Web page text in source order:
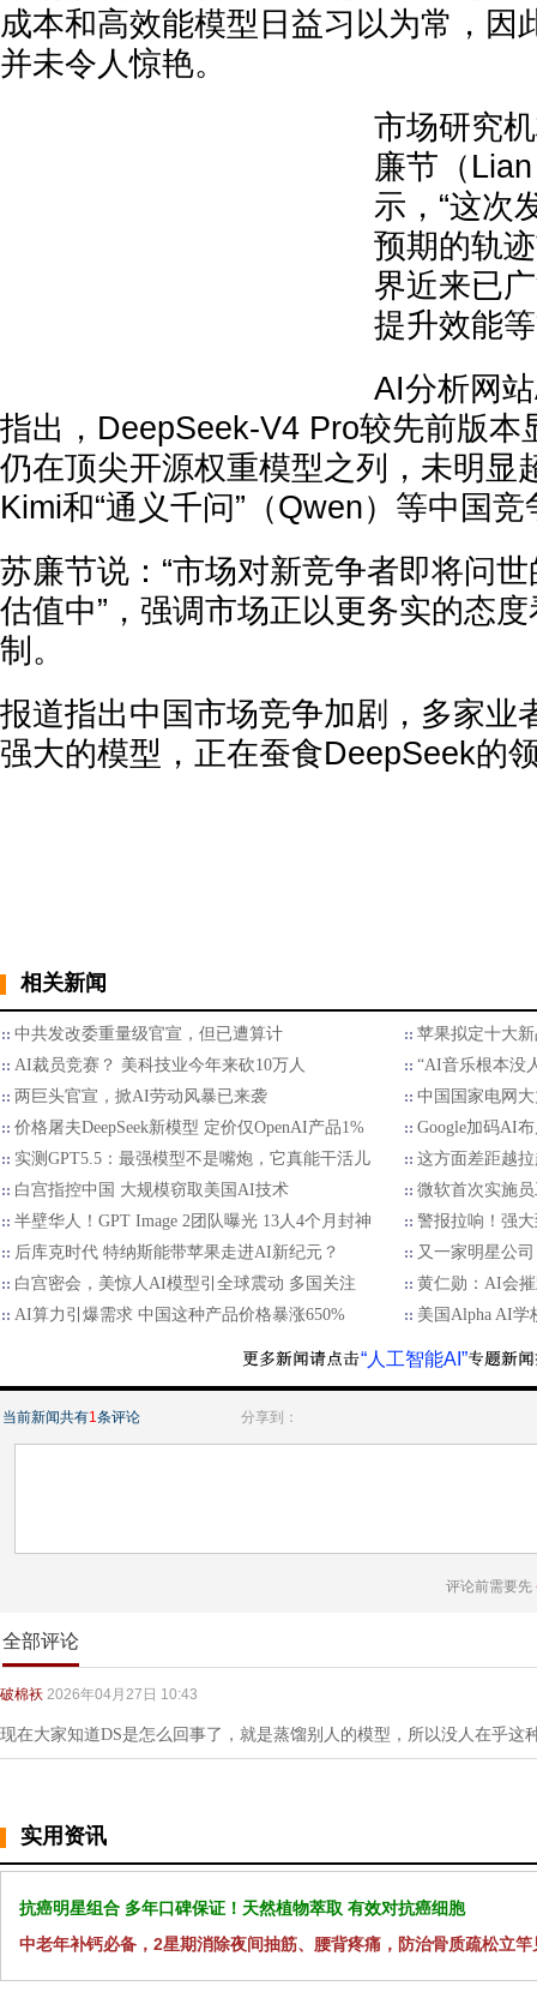
成本和高效能模型日益习以为常，因
并未令人惊艳。
市场研究
廉节（
示，“这次
预期的轨
界近来已
提升效能
AI分析网
指出，DeepSeek-V4 Pro较先前版本
仍在顶尖开源权重模型之列，未明显
Kimi和“通义千问”（Qwen）等中国
苏廉节说：“市场对新竞争者即将问
估值中”，强调市场正以更务实的态
制。
报道指出中国市场竞争加剧，多家业
强大的模型，正在蚕食DeepSeek的
相关新闻
中共发改委重量级官宣，但已遭算计
苹果拟定十大
AI裁员竞赛？ 美科技业今年来砍10万人
“AI音乐根本没
两巨头官宣，掀AI劳动风暴已来袭
中国国家电网
价格屠夫DeepSeek新模型 定价仅OpenAI产品1%
Google加码AI
实测GPT5.5：最强模型不是嘴炮，它真能干活儿
这方面差距越
白宫指控中国 大规模窃取美国AI技术
微软首次实施
半壁华人！GPT Image 2团队曝光 13人4个月封神
警报拉响！强
后库克时代 特纳斯能带苹果走进AI新纪元？
又一家明星公
白宫密会，美惊人AI模型引全球震动 多国关注
黄仁勋：AI会
AI算力引爆需求 中国这种产品价格暴涨650%
美国Alpha AI学
“人工智能AI”
当前新闻共有1条评论 分享到：
评论前需要先
全部评论
破棉袄 2026年04月27日 10:43
现在大家知道DS是怎么回事了，就是蒸馏别人的模型，所以没人在乎这
实用资讯
抗癌明星组合 多年口碑保证！天然植物萃取 有效对抗癌细胞
中老年补钙必备，2星期消除夜间抽筋、腰背疼痛，防治骨质疏松立竿